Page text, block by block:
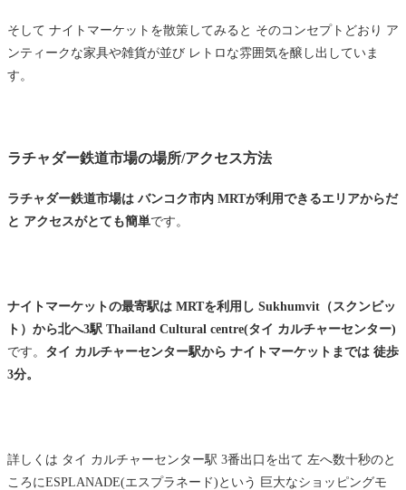
そして ナイトマーケットを散策してみると そのコンセプトどおり ア
ンティークな家具や雑貨が並び レトロな雰囲気を醸し出していま
す。
ラチャダー鉄道市場の場所/アクセス方法
ラチャダー鉄道市場は バンコク市内 MRTが利用できるエリアからだ
と アクセスがとても簡単です。
ナイトマーケットの最寄駅は MRTを利用し Sukhumvit（スクンビッ
ト）から北へ3駅 Thailand Cultural centre(タイ カルチャーセンター)
です。 タイ カルチャーセンター駅から ナイトマーケットまでは 徒歩
3分。
詳しくは タイ カルチャーセンター駅 3番出口を出て 左へ数十秒のと
ころにESPLANADE(エスプラネード)という 巨大なショッピングモ